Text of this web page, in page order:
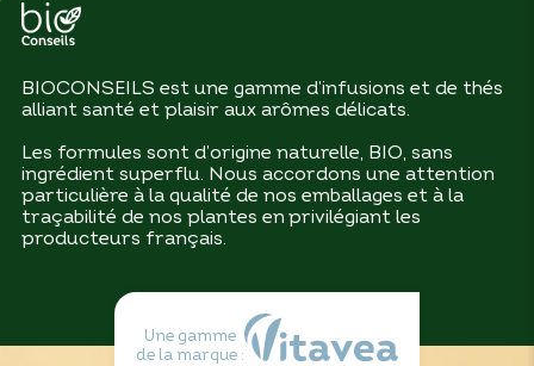
BIOCONSEILS est une gamme d’infusions et de thés
alliant santé et plaisir aux arômes délicats.
Les formules sont d’origine naturelle, BIO, sans
ingrédient superflu. Nous accordons une attention
particulière à la qualité de nos emballages et à la
traçabilité de nos plantes en privilégiant les
producteurs français.
Une gamme
de la marque :